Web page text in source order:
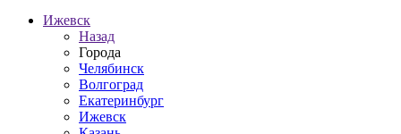
Ижевск
Назад
Города
Челябинск
Волгоград
Екатеринбург
Ижевск